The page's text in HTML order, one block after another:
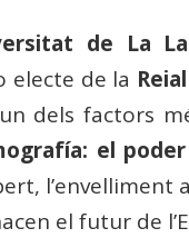
de La
electe de la
dels factors
el
l’envelliment
el futur de